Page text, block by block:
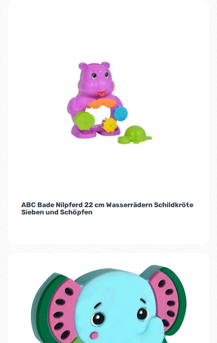
ABC Bade Nilpferd 22 cm Wasserrädern Schildkröte
Sieben und Schöpfen